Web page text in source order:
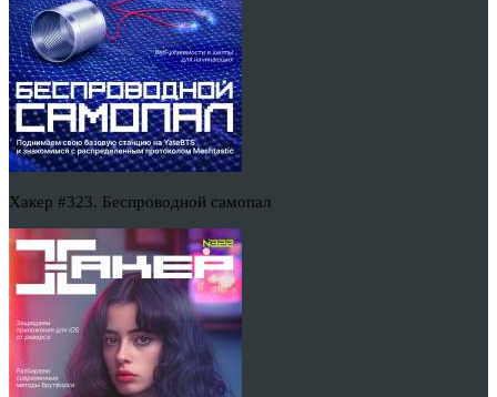
Хакер #323. Беспроводной самопал